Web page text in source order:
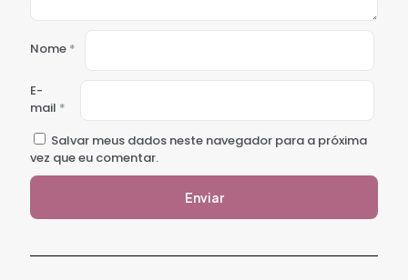
Nome *
E-
mail *
Salvar meus dados neste navegador para a próxima
vez que eu comentar.